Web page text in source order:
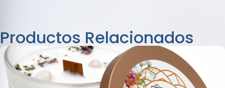
Productos Relacionados